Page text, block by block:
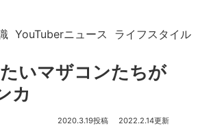
YouTuberニュース ライフスタイル
いマザコンたちが
カ
2020.3.19 2022.2.14